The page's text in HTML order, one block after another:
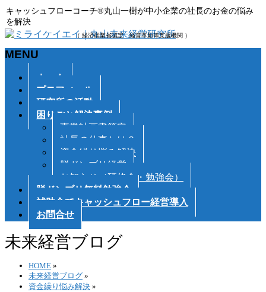
キャッシュフローコーチ®丸山一樹が中小企業の社長のお金の悩み
を解決
（ 経済産業省認定 経営革新等支援機関 ）
MENU
ホーム
プロフィール
研究所の活動
困りごと解決事例
事業計画書策定
社長の仕事とは？
資金繰り悩み解決
脱ドンブリ経営
お知らせ（研修会・勉強会）
脱ドンブリ無料勉強会
補助金でキャッシュフロー経営導入
お問合せ
未来経営ブログ
HOME »
未来経営ブログ »
資金繰り悩み解決 »